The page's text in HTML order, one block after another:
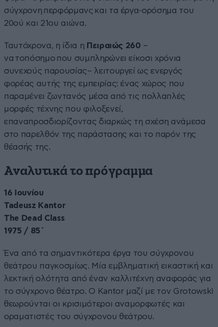
σύγχρονη περφόρμανς και τα έργα-ορόσημα του
20ού και 21ου αιώνα.
Ταυτόχρονα, η ίδια η Πειραιώς 260 –
να τοπόσημο που συμπληρώνει είκοσι χρόνια
συνεχούς παρουσίας– λειτουργεί ως ενεργός
φορέας αυτής της εμπειρίας: ένας χώρος που
παραμένει ζωντανός μέσα από τις πολλαπλές
μορφές τέχνης που φιλοξενεί,
επαναπροσδιορίζοντας διαρκώς τη σχέση ανάμεσα
στο παρελθόν της παράστασης και το παρόν της
θέασής της.
Αναλυτικά το πρόγραμμα
16 Ιουνίου
Tadeusz Kantor
The Dead Class
1975 / 85΄
Ένα από τα σημαντικότερα έργα του σύγχρονου
θεάτρου παγκοσμίως. Μία εμβληματική εικαστική και
λεκτική ολότητα από έναν καλλιτέχνη αναφοράς για
το σύγχρονο θέατρο. Ο Kantor μαζί με τον Grotowski
θεωρούνται οι κρισιμότεροι αναμορφωτές και
οραματιστές του σύγχρονου θεάτρου.